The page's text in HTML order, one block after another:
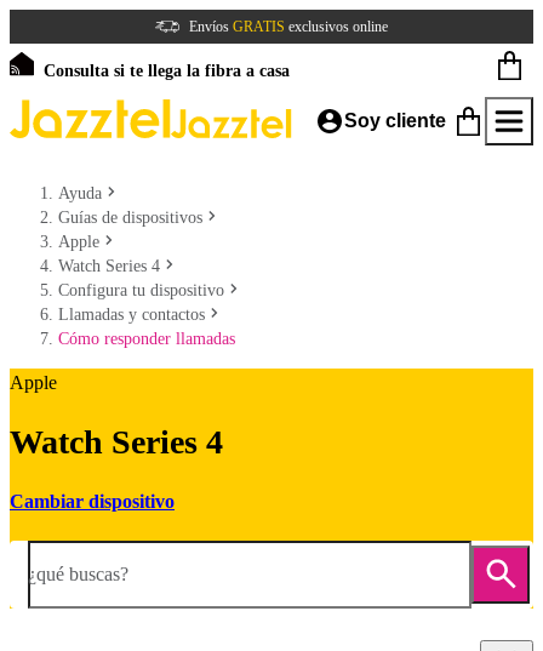
Envíos GRATIS exclusivos online
Consulta si te llega la fibra a casa
Soy cliente
Ayuda
Guías de dispositivos
Apple
Watch Series 4
Configura tu dispositivo
Llamadas y contactos
Cómo responder llamadas
Apple
Watch Series 4
Cambiar dispositivo
¿qué buscas?